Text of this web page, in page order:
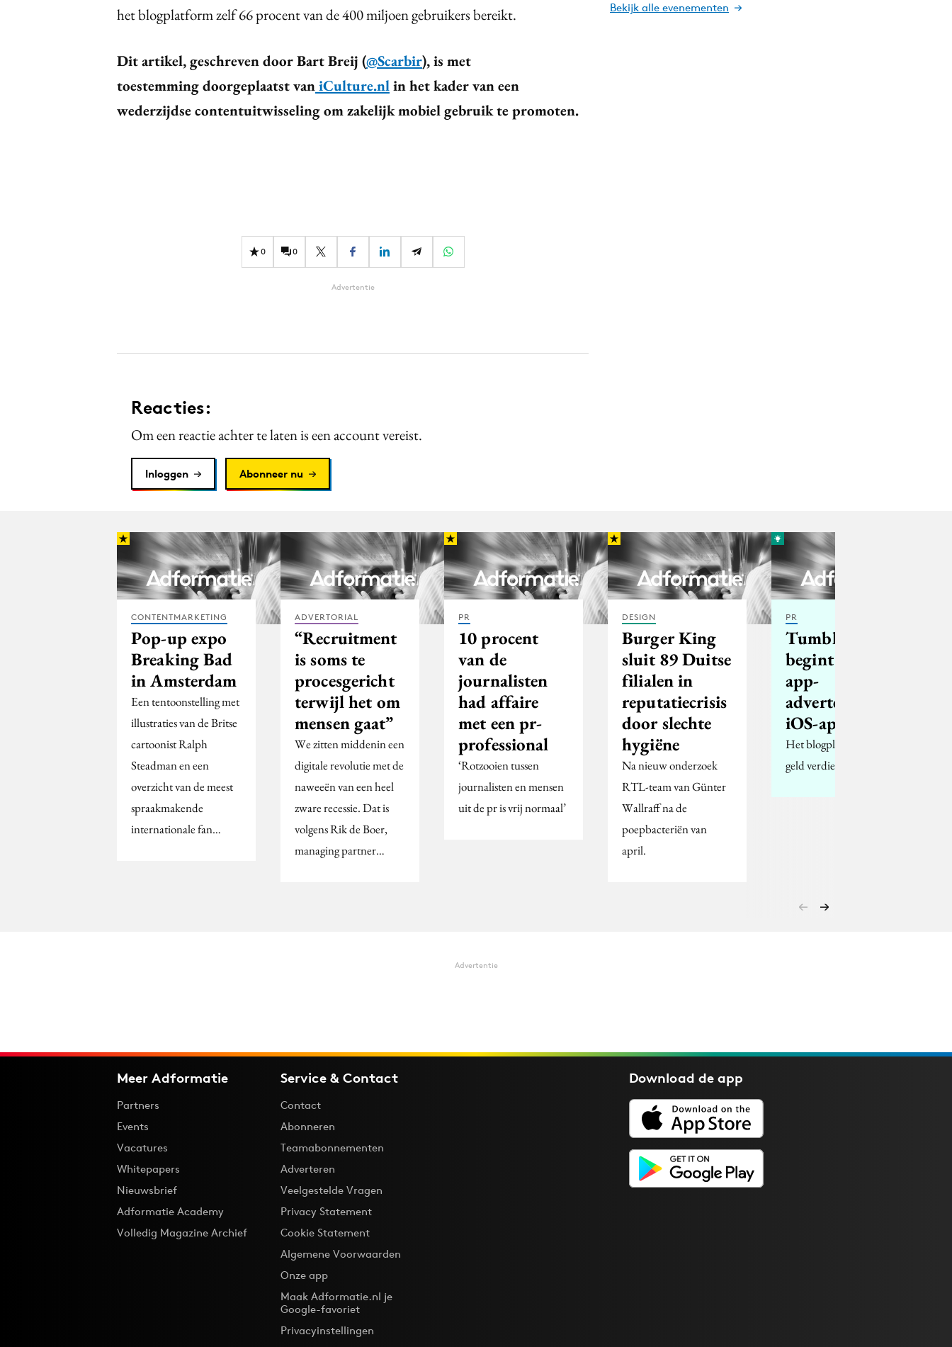
het blogplatform zelf 66 procent van de 400 miljoen gebruikers bereikt.
Dit artikel, geschreven door Bart Breij (@Scarbir), is met
toestemming doorgeplaatst vaniCulture.nlin het kader van een
wederzijdse contentuitwisseling om zakelijk mobiel gebruik te promoten.
0 0
Advertentie
Reacties:
Om een reactie achter te laten is een account vereist.
Inloggen Abonneer nu
Bekijk alle evenementen
CONTENTMARKETING
Pop-up expo
Breaking Bad
in Amsterdam
Een tentoonstelling met
illustraties van de Britse
cartoonist Ralph
Steadman en een
overzicht van de meest
spraakmakende
internationale fan…
ADVERTORIAL
“Recruitment
is soms te
procesgericht
terwijl het om
mensen gaat”
We zitten middenin een
digitale revolutie met de
naweeën van een heel
zware recessie. Dat is
volgens Rik de Boer,
managing partner…
PR
10 procent
van de
journalisten
had affaire
met een pr-
professional
‘Rotzooien tussen
journalisten en mensen
uit de pr is vrij normaal’
DESIGN
Burger King
sluit 89 Duitse
filialen in
reputatiecrisis
door slechte
hygiëne
Na nieuw onderzoek
RTL-team van Günter
Wallraff na de
poepbacteriën van
april.
PR
Tumblr
begint met
app-
advertenties in
iOS-app
Het blogplatform moet
geld verdienen.
Advertentie
Meer Adformatie
Partners
Events
Vacatures
Whitepapers
Nieuwsbrief
Adformatie Academy
Volledig Magazine Archief
Service & Contact
Contact
Abonneren
Teamabonnementen
Adverteren
Veelgestelde Vragen
Privacy Statement
Cookie Statement
Algemene Voorwaarden
Onze app
Maak Adformatie.nl je
Google-favoriet
Privacyinstellingen
Download deapp